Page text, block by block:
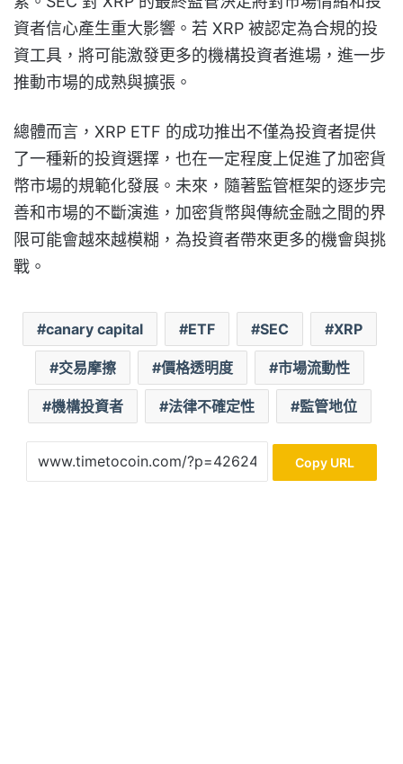
資者信心產生重大影響。若 XRP 被認定為合規的投
資工具，將可能激發更多的機構投資者進場，進一步
推動市場的成熟與擴張。
總體而言，XRP ETF 的成功推出不僅為投資者提供
了一種新的投資選擇，也在一定程度上促進了加密貨
幣市場的規範化發展。未來，隨著監管框架的逐步完
善和市場的不斷演進，加密貨幣與傳統金融之間的界
限可能會越來越模糊，為投資者帶來更多的機會與挑
戰。
canary capital ETF SEC XRP
交易摩擦 價格透明度 市場流動性
機構投資者 法律不確定性 監管地位
Copy URL